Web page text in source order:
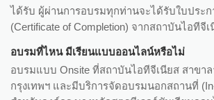
ได้รับ ผู้ผ่านการอบรมทุกท่านจะได้รับใบประ
(Certificate of Completion) จากสถาบันไอทีจีเ
อบรมที่ไหน มีเรียนแบบออนไลน์หรือไม่
อบรมแบบ Onsite ที่สถาบันไอทีจีเนียส สาขา
กรุงเทพฯ และมีบริการจัดอบรมนอกสถานที่